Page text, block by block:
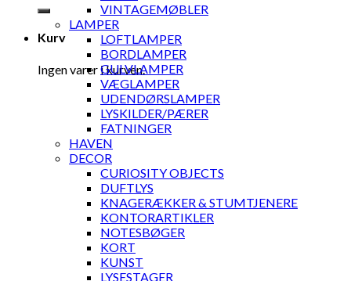
Kurv
Ingen varer i kurven.
VINTAGEMØBLER
LAMPER
LOFTLAMPER
BORDLAMPER
GULVLAMPER
VÆGLAMPER
UDENDØRSLAMPER
LYSKILDER/PÆRER
FATNINGER
HAVEN
DECOR
CURIOSITY OBJECTS
DUFTLYS
KNAGERÆKKER & STUMTJENERE
KONTORARTIKLER
NOTESBØGER
KORT
KUNST
LYSESTAGER